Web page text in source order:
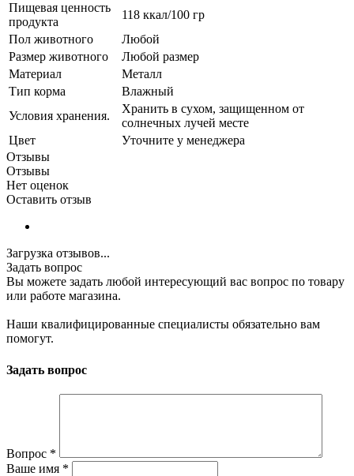
Пищевая ценность
продукта
118 ккал/100 гр
Пол животного
Любой
Размер животного
Любой размер
Материал
Металл
Тип корма
Влажный
Условия хранения.
Хранить в сухом, защищенном от
солнечных лучей месте
Цвет
Уточните у менеджера
Отзывы
Отзывы
Нет оценок
Оставить отзыв
Загрузка отзывов...
Задать вопрос
Вы можете задать любой интересующий вас вопрос по товару
или работе магазина.
Наши квалифицированные специалисты обязательно вам
помогут.
Задать вопрос
Вопрос *
Ваше имя *